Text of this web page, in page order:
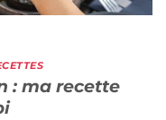
: ma recette